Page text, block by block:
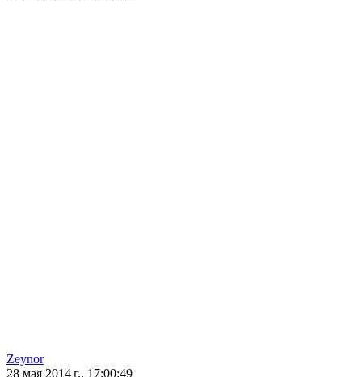
Zeynor
28 мая 2014 г., 17:00:49